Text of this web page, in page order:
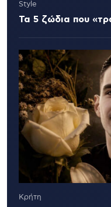
Style
Τα 5 ζώδια που
Κρήτη